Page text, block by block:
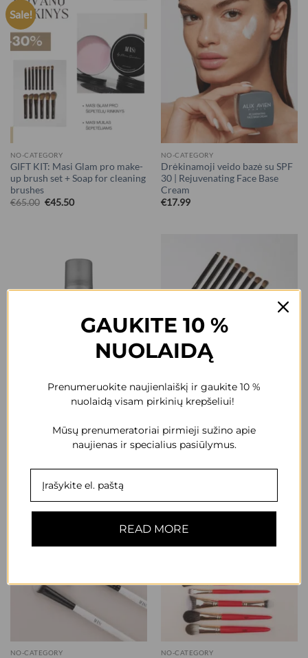
Sale!
NO-CATEGORY
GIFT KIT: Masi Glam pro make-
up brush set + Soap for cleaning
brushes
€65.00 €45.50
NO-CATEGORY
Drėkinamoji veido bazė su SPF
30 | Rejuvenating Face Base
Cream
€17.99
Fixing Spray
NO-CATEGORY
pro
€49.99
NO-CATEGORY NO-CATEGORY
GAUKITE 10 %
NUOLAIDĄ
Prenumeruokite naujienlaiškį ir gaukite 10 %
nuolaidą visam pirkinių krepšeliui!
Mūsų prenumeratoriai pirmieji sužino apie
naujienas ir specialius pasiūlymus.
READ MORE